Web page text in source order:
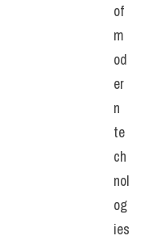
of
m
od
er
n
te
ch
nol
og
ies